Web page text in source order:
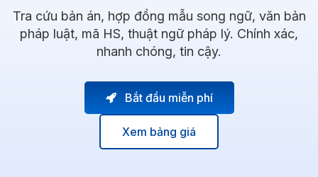
Tra cứu bản án, hợp đồng mẫu song ngữ, văn bản
pháp luật, mã HS, thuật ngữ pháp lý. Chính xác,
nhanh chóng, tin cậy.
Bắt đầu miễn phí
Xem bảng giá